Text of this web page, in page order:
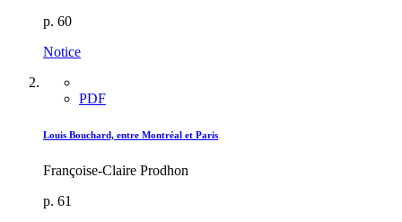
p. 60
Notice
PDF
Louis Bouchard, entre Montréal et Paris
Françoise-Claire Prodhon
p. 61